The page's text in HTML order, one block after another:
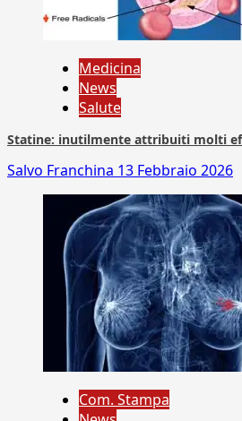
Medicina
News
Salute
Statine: inutilmente attribuiti molti
Salvo Franchina 13 Febbraio 2026
Com. Stampa